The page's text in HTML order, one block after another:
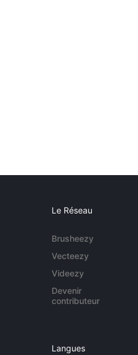
Le Réseau
Brusheezy
Vecteezy
Videezy
Devenir
contributeur
Langues